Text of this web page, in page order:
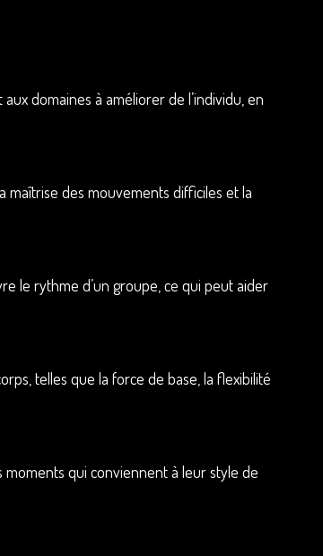
domaines à améliorer de l’individu, en
des mouvements difficiles et la
le rythme d’un groupe, ce qui peut aider
telles que la force de base, la flexibilité
qui conviennent à leur style de